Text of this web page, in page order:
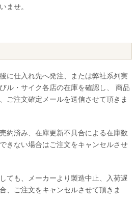
ませ。
に仕入れ先へ発注、または弊社系列実
ル・サイク各店の在庫を確認し、 商品
ご注文確定メールを送信させて頂きま
約済み、在庫更新不具合による在庫数
きない場合はご注文をキャンセルさせ
ても、メーカーより製造中止、入荷遅
、ご注文をキャンセルさせて頂きま